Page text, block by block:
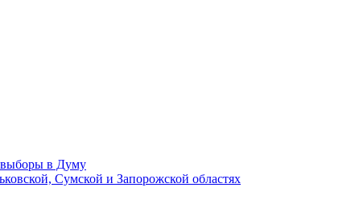
выборы в Думу
Сумской и Запорожской областях